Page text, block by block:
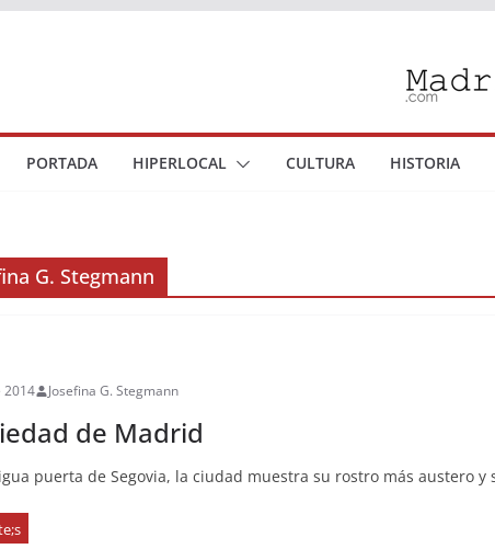
PORTADA HIPERLOCAL CULTURA HISTORIA
G. Stegmann
2014 Josefina G. Stegmann
de Madrid
puerta de Segovia, la ciudad muestra su rostro más austero y